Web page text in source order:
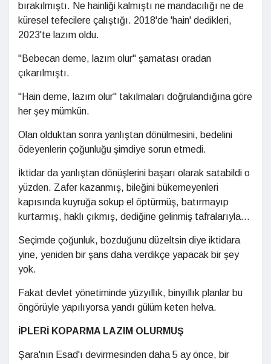
bırakılmıştı. Ne hainliği kalmıştı ne mandacılığı ne de
küresel tefecilere çalıştığı. 2018'de 'hain' dedikleri,
2023'te lazım oldu.
"Bebecan deme, lazım olur" şamatası oradan
çıkarılmıştı.
"Hain deme, lazım olur" takılmaları doğrulandığına göre
her şey mümkün.
Olan olduktan sonra yanlıştan dönülmesini, bedelini
ödeyenlerin çoğunluğu şimdiye sorun etmedi.
İktidar da yanlıştan dönüşlerini başarı olarak satabildi o
yüzden. Zafer kazanmış, bileğini bükemeyenleri
kapısında kuyruğa sokup el öptürmüş, batırmayıp
kurtarmış, haklı çıkmış, dediğine gelinmiş tafralarıyla...
Seçimde çoğunluk, bozduğunu düzeltsin diye iktidara
yine, yeniden bir şans daha verdikçe yapacak bir şey
yok.
Fakat devlet yönetiminde yüzyıllık, binyıllık planlar bu
öngörüyle yapılıyorsa yandı gülüm keten helva.
İPLERİ KOPARMA LAZIM OLURMUŞ
Şara'nın Esad'ı devirmesinden daha 5 ay önce, bir